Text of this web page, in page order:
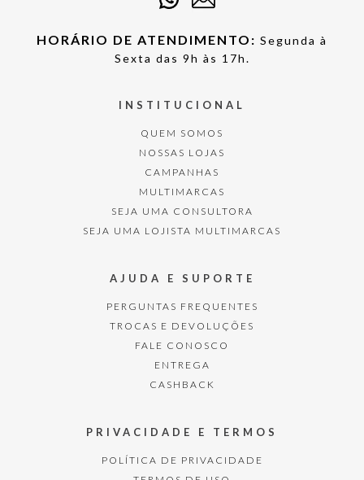
HORÁRIO DE ATENDIMENTO: Segunda à
Sexta das 9h às 17h.
INSTITUCIONAL
QUEM SOMOS
NOSSAS LOJAS
CAMPANHAS
MULTIMARCAS
SEJA UMA CONSULTORA
SEJA UMA LOJISTA MULTIMARCAS
AJUDA E SUPORTE
PERGUNTAS FREQUENTES
TROCAS E DEVOLUÇÕES
FALE CONOSCO
ENTREGA
CASHBACK
PRIVACIDADE E TERMOS
POLÍTICA DE PRIVACIDADE